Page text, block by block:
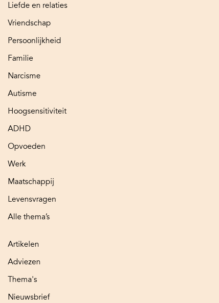
Liefde en relaties
Vriendschap
Persoonlijkheid
Familie
Narcisme
Autisme
Hoogsensitiviteit
ADHD
Opvoeden
Werk
Maatschappij
Levensvragen
Alle thema’s
Artikelen
Adviezen
Thema's
Nieuwsbrief